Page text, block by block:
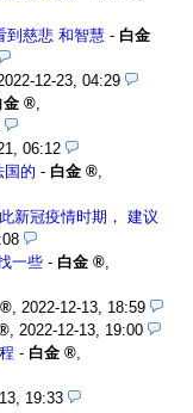
到慈悲 和智慧 - 白金
12-23, 04:29
金
06:12
国的 - 白金
新冠疫情时期， 建议
一些 - 白金
2022-12-13, 18:59
2022-12-13, 19:00
- 白金
19:33